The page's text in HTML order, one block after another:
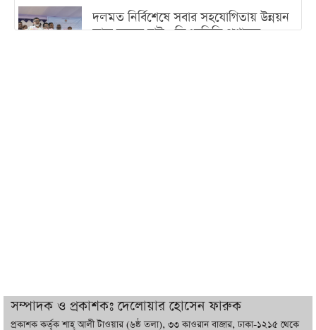
দলমত নির্বিশেষে সবার সহযোগিতায় উন্নয়ন
কাজ করতে চাই : ডিএনসিসি প্রশাসক
সম্পাদক ও প্রকাশকঃ দেলোয়ার হোসেন ফারুক
প্রকাশক কর্তৃক শাহ্ আলী টাওয়ার (৬ষ্ঠ তলা), ৩৩ কাওরান বাজার, ঢাকা-১২১৫ থেকে